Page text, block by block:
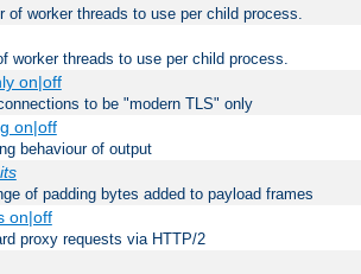
of worker threads to use per child process.
worker threads to use per child process.
on|off
to be "modern TLS" only
on|off
behaviour of output
of padding bytes added to payload frames
on|off
proxy requests via HTTP/2